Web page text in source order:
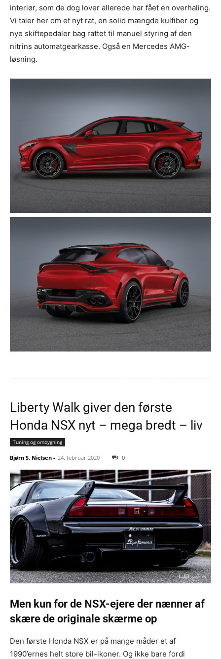
interiør, som de dog lover allerede har fået en overhaling.
Vi taler her om et nyt rat, en solid mængde kulfiber og
nye skiftepedaler bag rattet til manuel styring af den
nitrins automatgearkasse. Også en Mercedes AMG-
løsning.
Liberty Walk giver den første
Honda NSX nyt – mega bredt – liv
Tuning og ombygning
Bjørn S. Nielsen - 24. februar 2020 0
Men kun for de NSX-ejere der nænner af
skære de originale skærme op
Den første Honda NSX er på mange måder et af
1990’ernes helt store bil-ikoner. Og ikke bare fordi